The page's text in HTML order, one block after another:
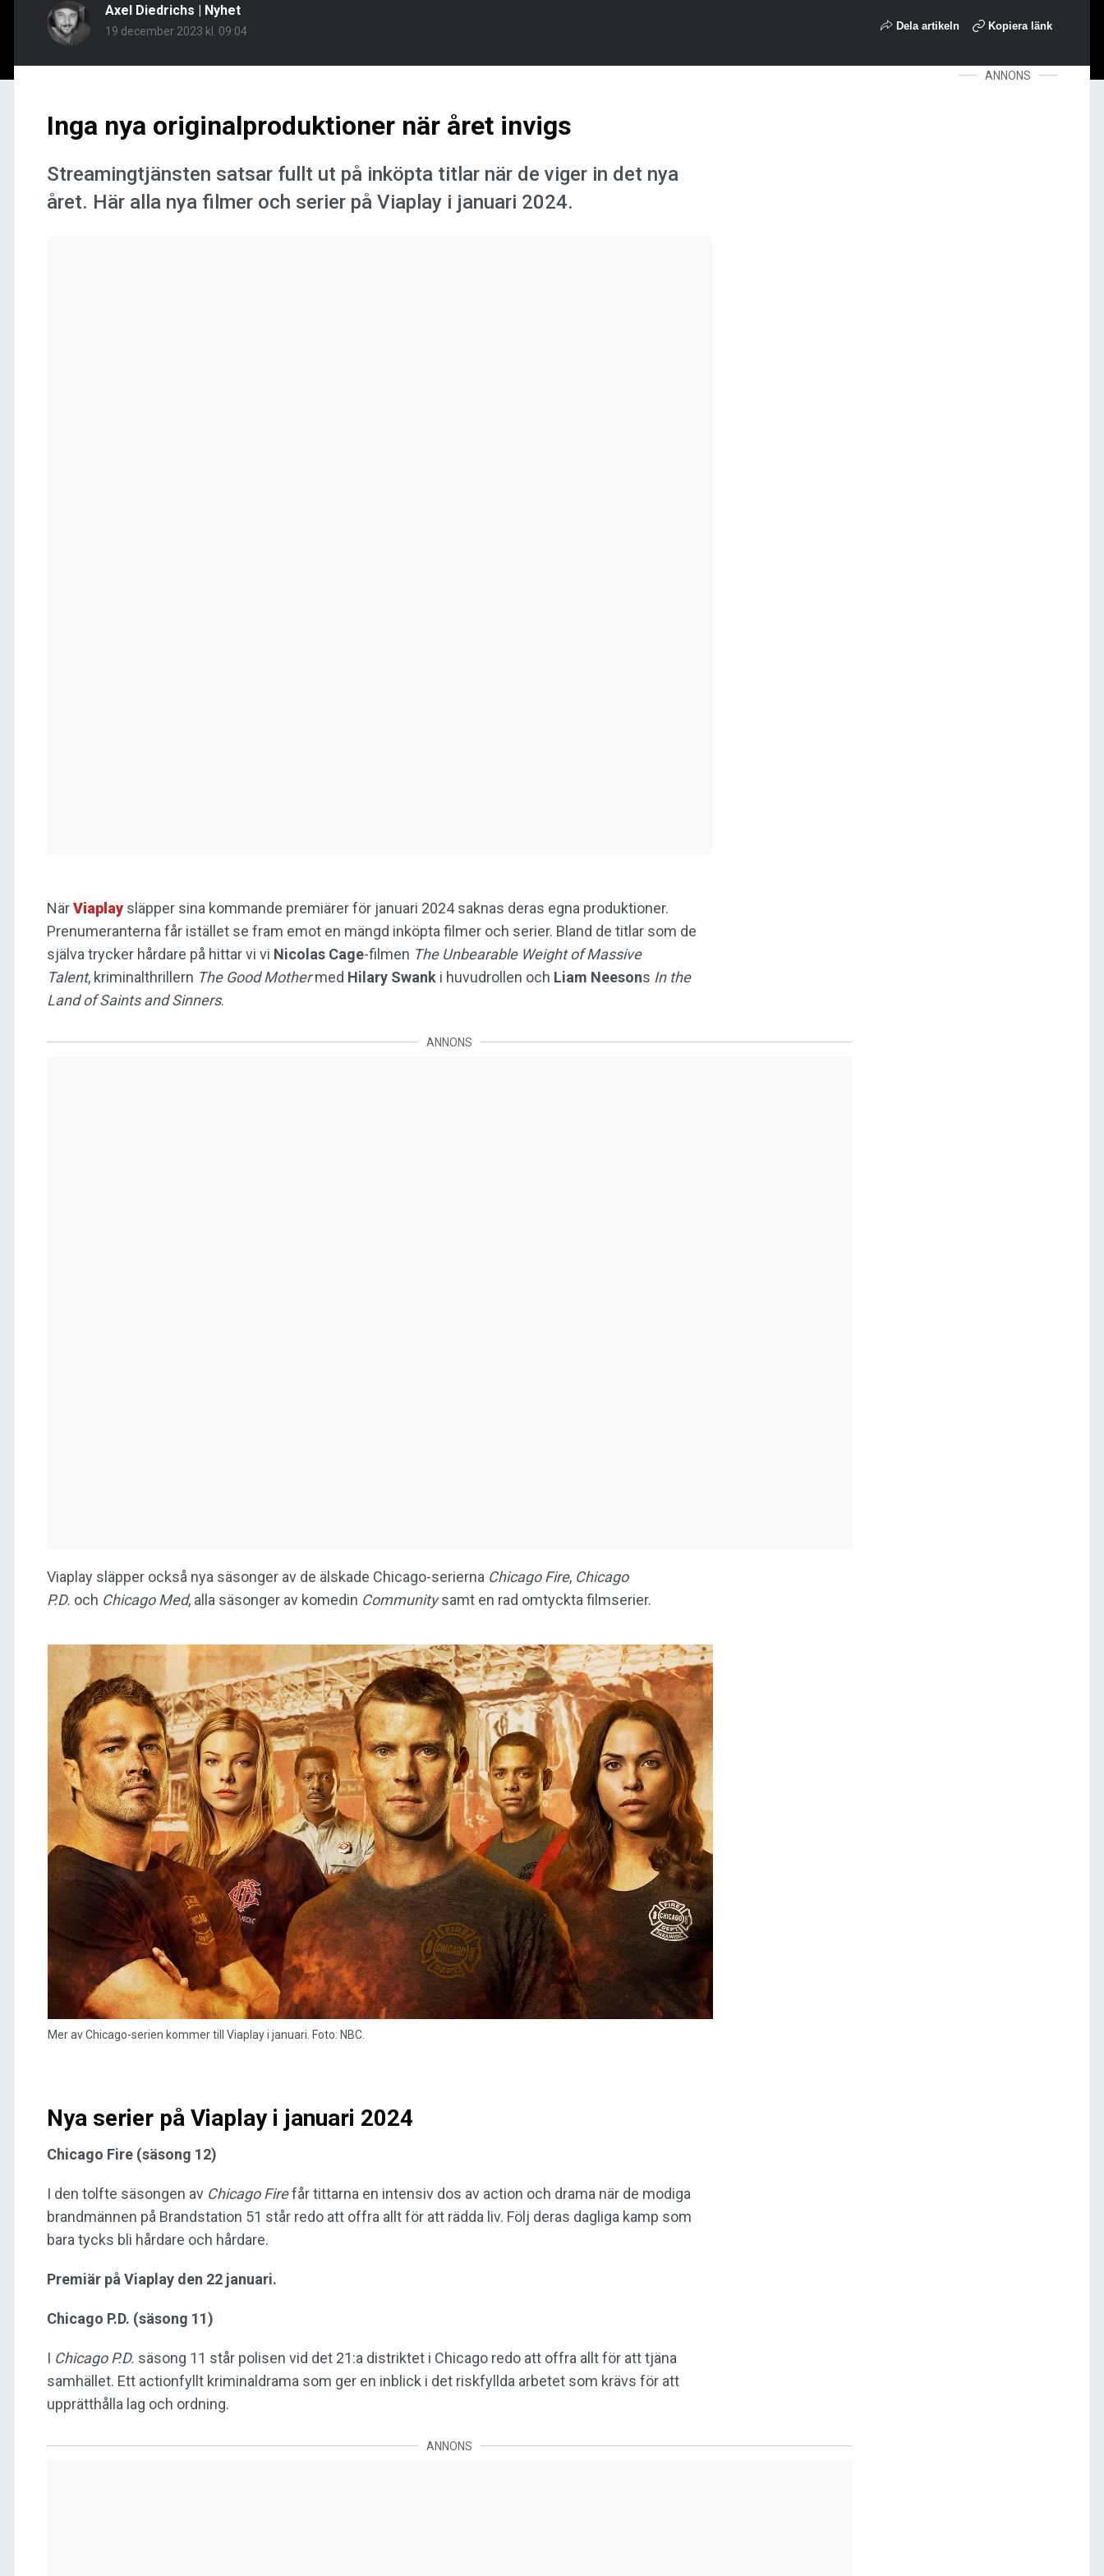
Axel Diedrichs | Nyhet
19 december 2023 kl. 09:04 Dela artikeln Kopiera länk
Inga nya originalproduktioner när året invigs
Streamingtjänsten satsar fullt ut på inköpta titlar när de viger in det nya
året. Här alla nya filmer och serier på Viaplay i januari 2024.
NärViaplay släpper sina kommande premiärer för januari 2024 saknas deras egna produktioner.
Prenumeranterna får istället se fram emot en mängd inköpta filmer och serier. Bland de titlar som de
själva trycker hårdare på hittar vi vi Nicolas Cage-filmen The Unbearable Weight of Massive
Talent, kriminalthrillern The Good Mothermed Hilary Swank i huvudrollen och Liam Neesons In the
Land of Saints and Sinners.
ANNONS
Viaplay släpper också nya säsonger av de älskade Chicago-serierna Chicago Fire, Chicago
P.D. och Chicago Med, alla säsonger av komedin Communitysamt en rad omtyckta filmserier.
Mer av Chicago-serien kommer till Viaplay i januari. Foto: NBC.
Nya serier på Viaplay i januari 2024
Chicago Fire (säsong 12)
I den tolfte säsongen av Chicago Firefår tittarna en intensiv dos av action och drama när de modiga
brandmännen på Brandstation 51 står redo att offra allt för att rädda liv. Följ deras dagliga kamp som
bara tycks bli hårdare och hårdare.
Premiär på Viaplay den 22 januari.
Chicago P.D. (säsong 11)
I Chicago P.D. säsong 11 står polisen vid det 21:a distriktet i Chicago redo att offra allt för att tjäna
samhället. Ett actionfyllt kriminaldrama som ger en inblick i det riskfyllda arbetet som krävs för att
upprätthålla lag och ordning.
ANNONS
ANNONS